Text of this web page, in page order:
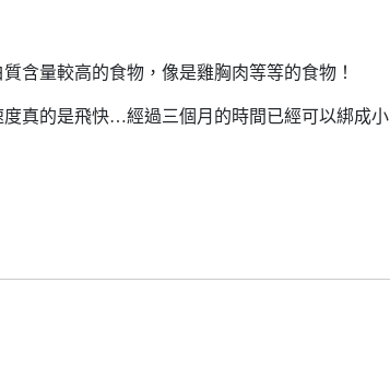
含量較高的食物，像是雞胸肉等等的食物！
真的是飛快…經過三個月的時間已經可以綁成小